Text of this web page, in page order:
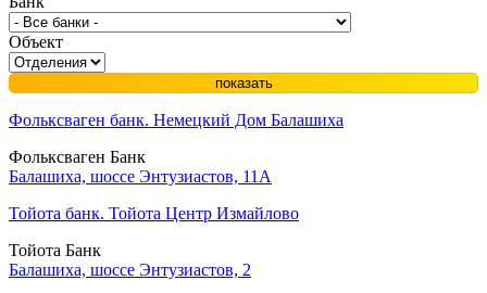
Объект
показать
Фольксваген банк. Немецкий Дом Балашиха
Фольксваген Банк
Балашиха, шоссе Энтузиастов, 11А
Тойота банк. Тойота Центр Измайлово
Тойота Банк
Балашиха, шоссе Энтузиастов, 2